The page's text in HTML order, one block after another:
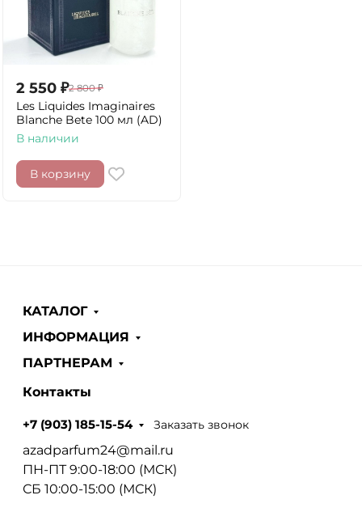
2 550 ₽2 800 ₽
Les Liquides Imaginaires
Blanche Bete 100 мл (AD)
В наличии
В корзину
КАТАЛОГ
ИНФОРМАЦИЯ
ПАРТНЕРАМ
Контакты
+7 (903) 185-15-54 Заказать звонок
azadparfum24@mail.ru
ПН-ПТ 9:00-18:00 (МСК)
СБ 10:00-15:00 (МСК)